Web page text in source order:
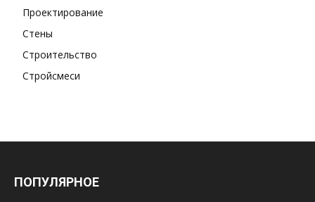
Проектирование
Стены
Строительство
Стройсмеси
ПОПУЛЯРНОЕ